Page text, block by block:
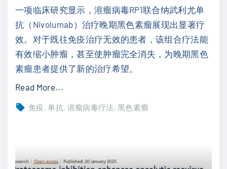
，
临
床
试
验
启
A
抑
制
剂
、
双
抗
一项临床研究显示，溶瘤病毒RP1联合纳武利尤单
抗（Nivolumab）治疗晚期黑色素瘤展现出显著疗
效。对于既往免疫治疗无效的患者，该组合疗法能
有效缩小肿瘤，甚至使肿瘤完全消失，为晚期黑色
素瘤患者提供了新的治疗希望。
Read More..."
晚
素
免疫 单抗 溶瘤病毒疗法 黑色素瘤